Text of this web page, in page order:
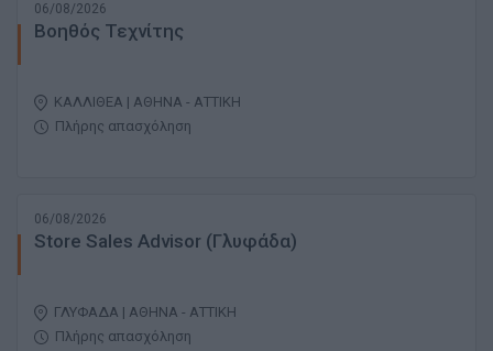
06/08/2026
Βοηθός Τεχνίτης
ΚΑΛΛΙΘΕΑ | ΑΘΗΝΑ - ΑΤΤΙΚΗ
Πλήρης απασχόληση
06/08/2026
Store Sales Advisor (Γλυφάδα)
ΓΛΥΦΑΔΑ | ΑΘΗΝΑ - ΑΤΤΙΚΗ
Πλήρης απασχόληση